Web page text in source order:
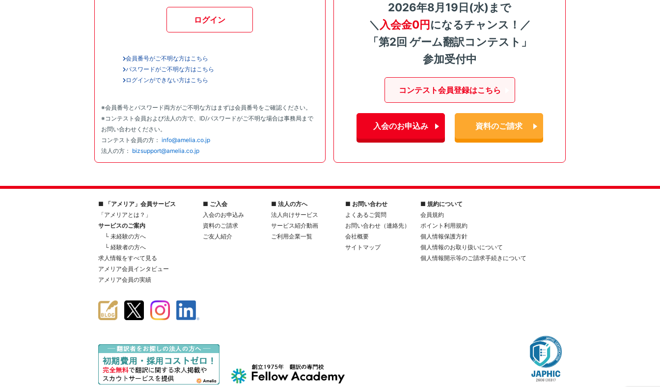
ログイン
会員番号がご不明な方はこちら
パスワードがご不明な方はこちら
ログインができない方はこちら
※会員番号とパスワード両方がご不明な方はまずは会員番号をご確認ください。
※コンテスト会員および法人の方で、ID/パスワードがご不明な場合は事務局まで
お問い合わせください。
コンテスト会員の方： info@amelia.co.jp
法人の方： bizsupport@amelia.co.jp
2026年8月19日(水)まで
＼ 入会金0円になるチャンス！／
「第2回 ゲーム翻訳コンテスト」
参加受付中
コンテスト会員登録はこちら
入会のお申込み 資料のご請求
■ 「アメリア」会員サービス
「アメリアとは？」
サービスのご案内
└ 未経験の方へ
└ 経験者の方へ
求人情報をすべて見る
アメリア会員インタビュー
アメリア会員の実績
■ ご入会
入会のお申込み
資料のご請求
ご友人紹介
■ 法人の方へ
法人向けサービス
サービス紹介動画
ご利用企業一覧
■ お問い合わせ
よくあるご質問
お問い合わせ（連絡先）
会社概要
サイトマップ
■ 規約について
会員規約
ポイント利用規約
個人情報保護方針
個人情報のお取り扱いについて
個人情報開示等のご請求手続きについて